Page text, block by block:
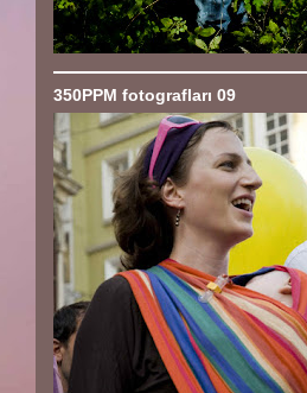
350PPM fotografları 09